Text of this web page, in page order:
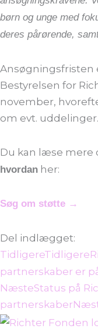
børn og unge med
deres pårørende,
Ansøgningsfristen
Bestyrelsen for
november,
om evt. uddelinger.
Du kan læse mere
hvordan her:
Søg om støtte →
Del indlægget:
TidligereTidligere
partnerskaber er
NæsteStatus på
partnerskaber